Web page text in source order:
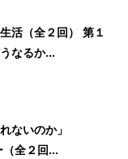
活（全２回） 第１
なるか...
れないのか」
全２回...